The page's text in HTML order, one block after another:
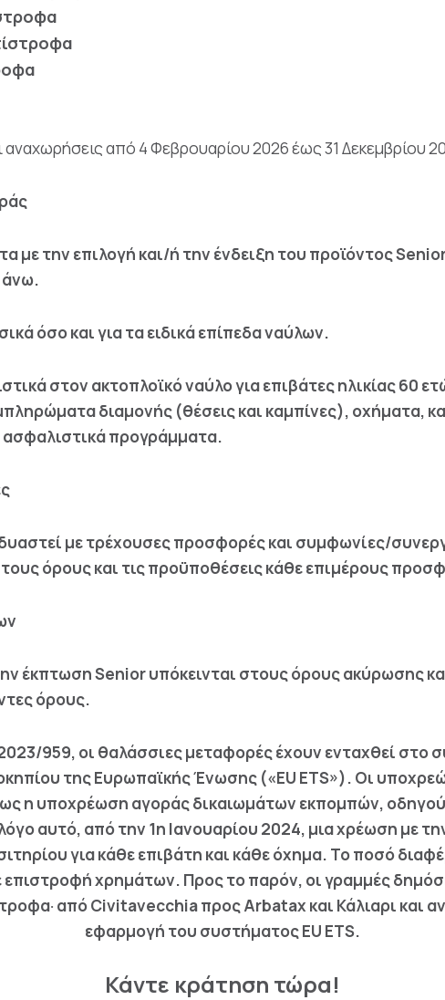
αναχωρήσεις από 4 Φεβρουαρίου 2026 έως 31 Δεκεμβρίου
την επιλογή και/ή την ένδειξη του προϊόντος
άνω.
όσο και για τα ειδικά επίπεδα ναύλων.
στον ακτοπλοϊκό ναύλο για επιβάτες ηλικίας 60
διαμονής (θέσεις και καμπίνες), οχήματα,
ασφαλιστικά προγράμματα.
με τρέχουσες προσφορές και συμφωνίες/
όρους και τις προϋποθέσεις κάθε επιμέρους
έκπτωση Senior υπόκεινται στους όρους ακύρωσης
όρους.
959, οι θαλάσσιες μεταφορές έχουν ενταχθεί στο
της Ευρωπαϊκής Ένωσης («EU ETS»). Οι
η υποχρέωση αγοράς δικαιωμάτων εκπομπών,
αυτό, από την 1η Ιανουαρίου 2024, μια χρέωση με
για κάθε επιβάτη και κάθε όχημα. Το ποσό
επιστροφή χρημάτων. Προς το παρόν, οι γραμμές
από Civitavecchia προς Arbatax και Κάλιαρι και
εφαρμογή του συστήματος EU ETS.
Κάντε κράτηση τώρα!